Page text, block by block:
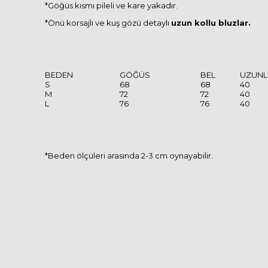
*Göğüs kısmı pileli ve kare yakadır.
*Önü korsajlı ve kuş gözü detaylı uzun kollu bluzlar.
BEDEN GÖĞÜS BEL
S
68 68
40
M
72 72
40
L
76 76 40
*Beden ölçüleri arasında 2-3 cm oynayabilir.